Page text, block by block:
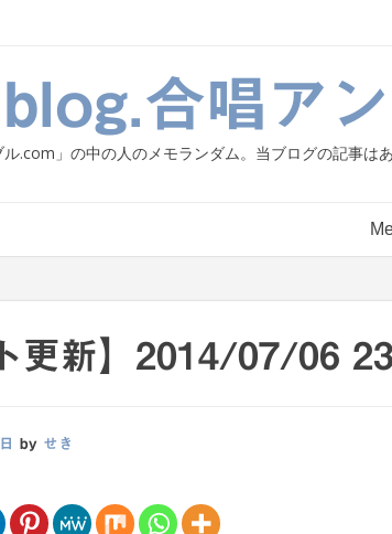
blog.合唱ア
ル.com」の中の人のメモランダム。当ブログの記事
更新】2014/07/06
by せき